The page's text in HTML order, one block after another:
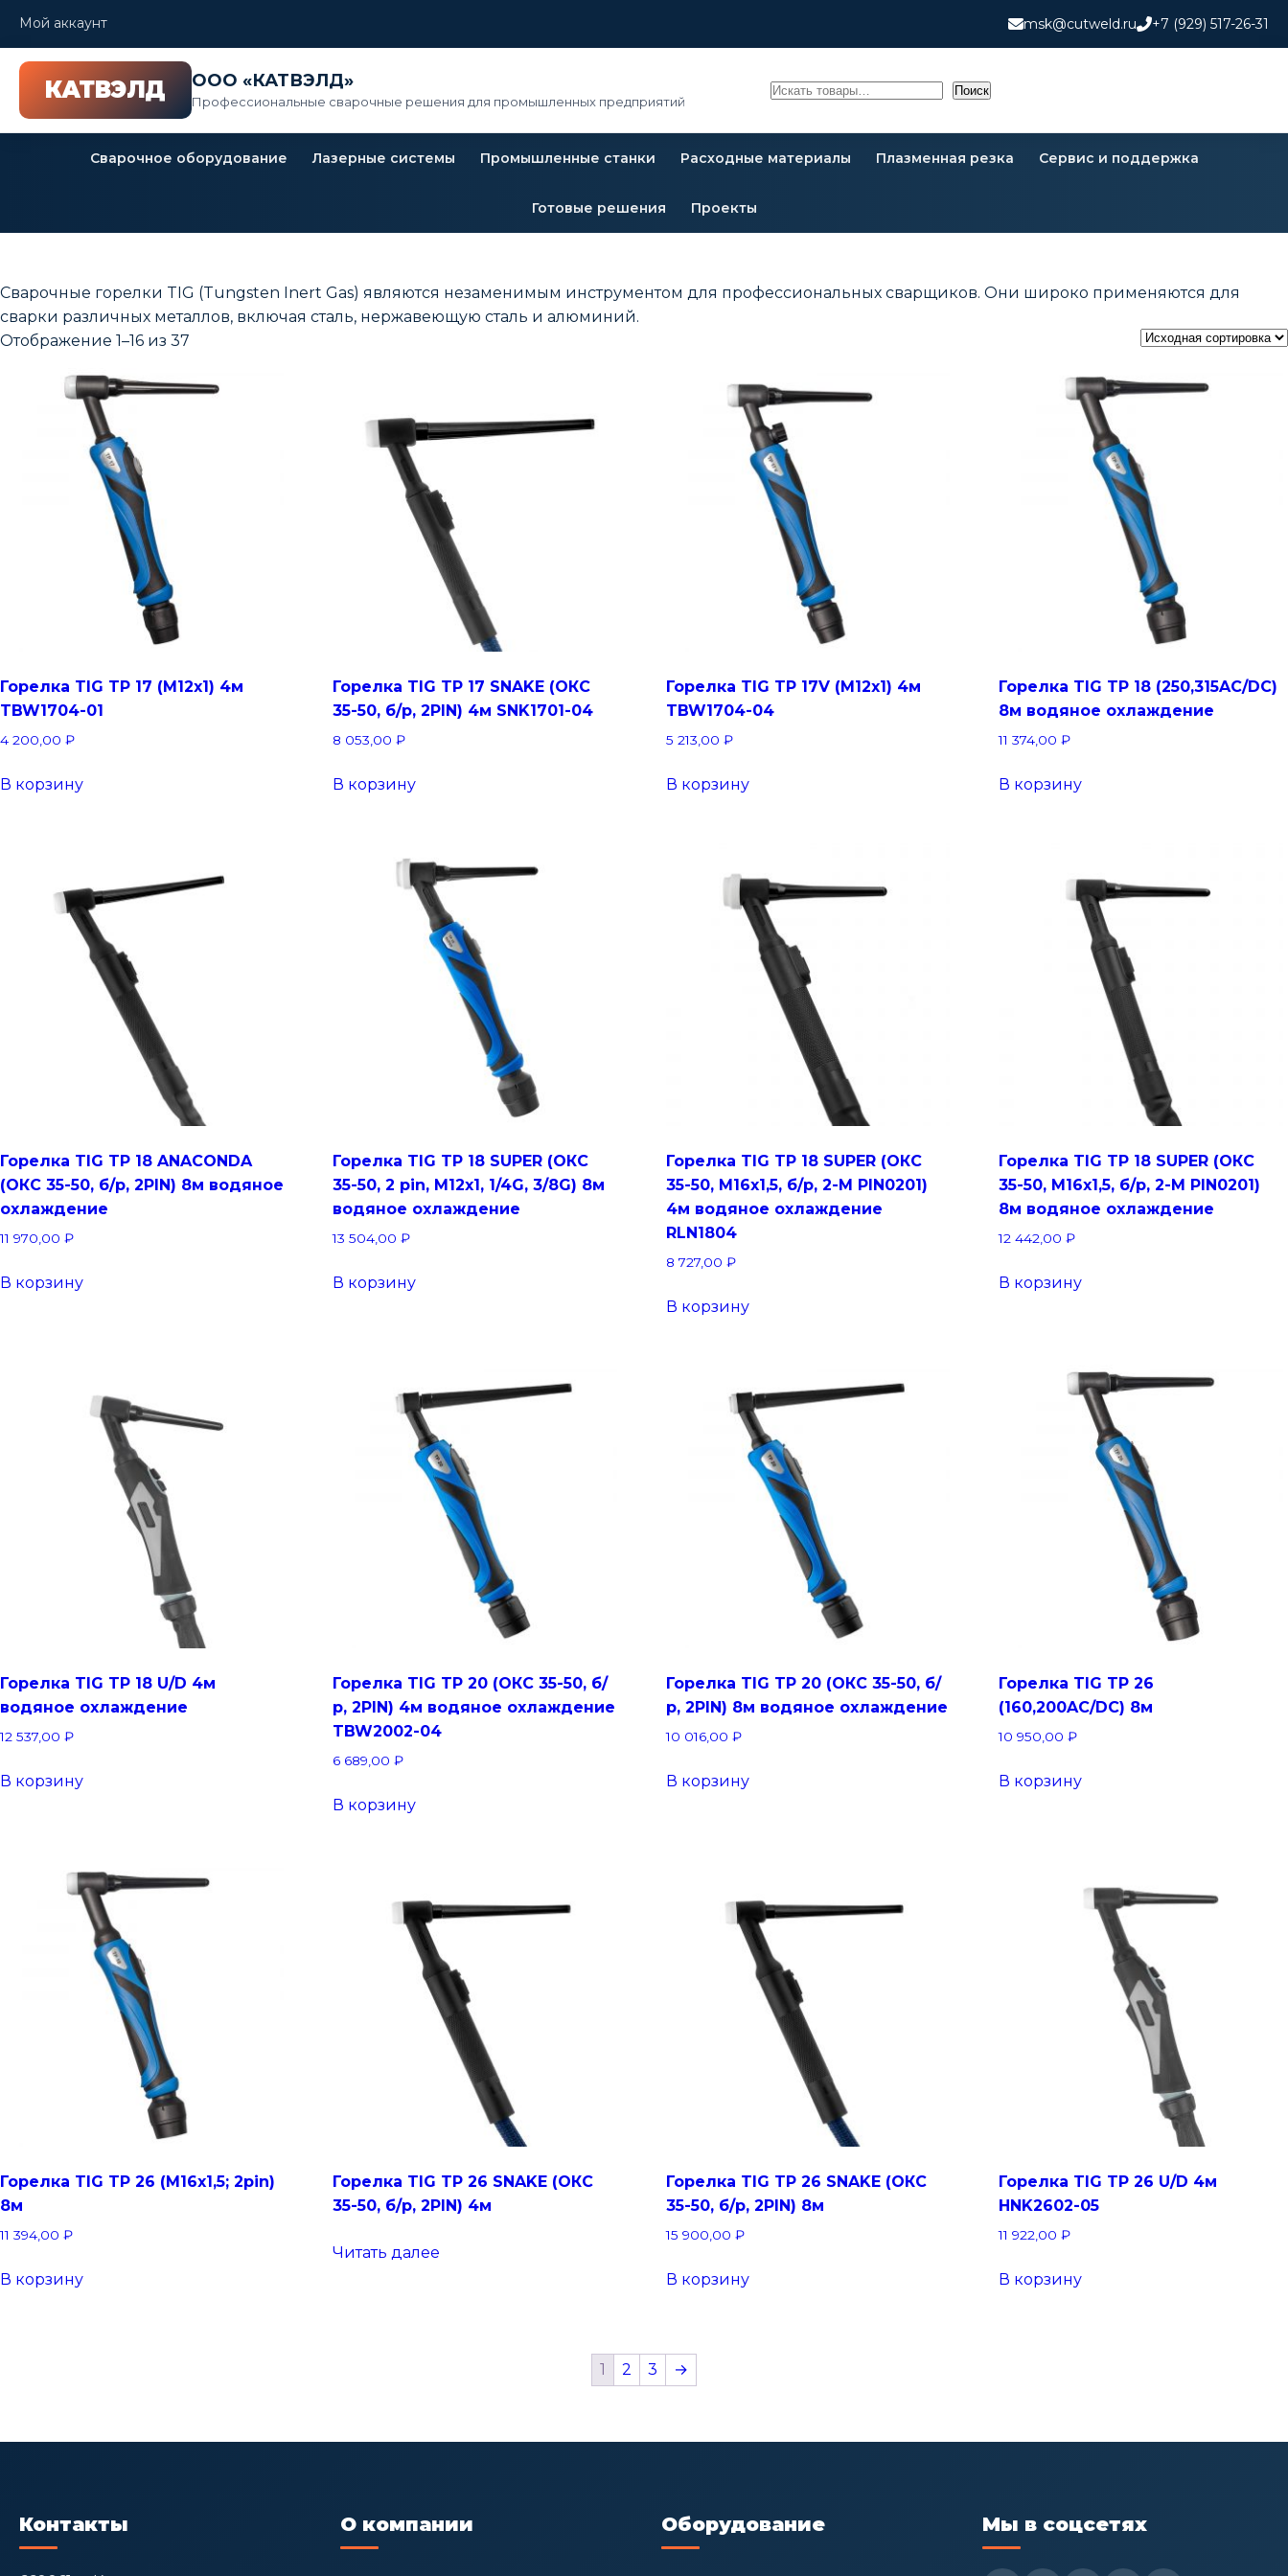
Мой аккаунт msk@cutweld.ru +7 (929) 517-26-31
ООО «КАТВЭЛД»
Профессиональные сварочные решения для промышленных предприятий
Поиск Поиск
Сварочное оборудование Лазерные системы Промышленные станки Расходные материалы Плазменная резка Сервис и поддержка
Готовые решения Проекты
Сварочные горелки TIG (Tungsten Inert Gas) являются незаменимым инструментом для профессиональных сварщиков.​ Они широко применяются для
сварки различных металлов‚ включая сталь‚ нержавеющую сталь и алюминий.​
Отображение 1–16 из 37
Горелка TIG TP 17 (M12х1) 4м
TBW1704-01
4 200,00 ₽
В корзину
Горелка TIG TP 17 SNAKE (ОКС
35-50, б/р, 2PIN) 4м SNK1701-04
8 053,00₽
В корзину
Горелка TIG TP 17V (M12х1) 4м
TBW1704-04
5 213,00 ₽
В корзину
Горелка TIG TP 18 (250,315AC/DC)
8м водяное охлаждение
11 374,00₽
В корзину
Горелка TIG TP 18 ANACONDA
(ОКС 35-50, б/р, 2PIN) 8м водяное
охлаждение
11 970,00 ₽
В корзину
Горелка TIG TP 18 SUPER (ОКС
35-50, 2 pin, M12х1, 1/4G, 3/8G) 8м
водяное охлаждение
13 504,00₽
В корзину
Горелка TIG TP 18 SUPER (ОКС
35-50, M16x1,5, б/р, 2-M PIN0201)
4м водяное охлаждение
RLN1804
8 727,00 ₽
В корзину
Горелка TIG TP 18 SUPER (ОКС
35-50, M16x1,5, б/р, 2-M PIN0201)
8м водяное охлаждение
12 442,00₽
В корзину
Горелка TIG TP 18 U/D 4м
водяное охлаждение
12 537,00 ₽
В корзину
Горелка TIG TP 20 (ОКС 35-50, б/
р, 2PIN) 4м водяное охлаждение
TBW2002-04
6 689,00₽
В корзину
Горелка TIG TP 20 (ОКС 35-50, б/
р, 2PIN) 8м водяное охлаждение
10 016,00 ₽
В корзину
Горелка TIG TP 26
(160,200AC/DC) 8м
10 950,00₽
В корзину
Горелка TIG TP 26 (M16х1,5; 2pin)
8м
11 394,00 ₽
В корзину
Горелка TIG TP 26 SNAKE (ОКС
35-50, б/р, 2PIN) 4м
Читать далее
Горелка TIG TP 26 SNAKE (ОКС
35-50, б/р, 2PIN) 8м
15 900,00 ₽
В корзину
Горелка TIG TP 26 U/D 4м
HNK2602-05
11 922,00₽
В корзину
1 2 3 →
Контакты О компании Оборудование Мы в соцсетях